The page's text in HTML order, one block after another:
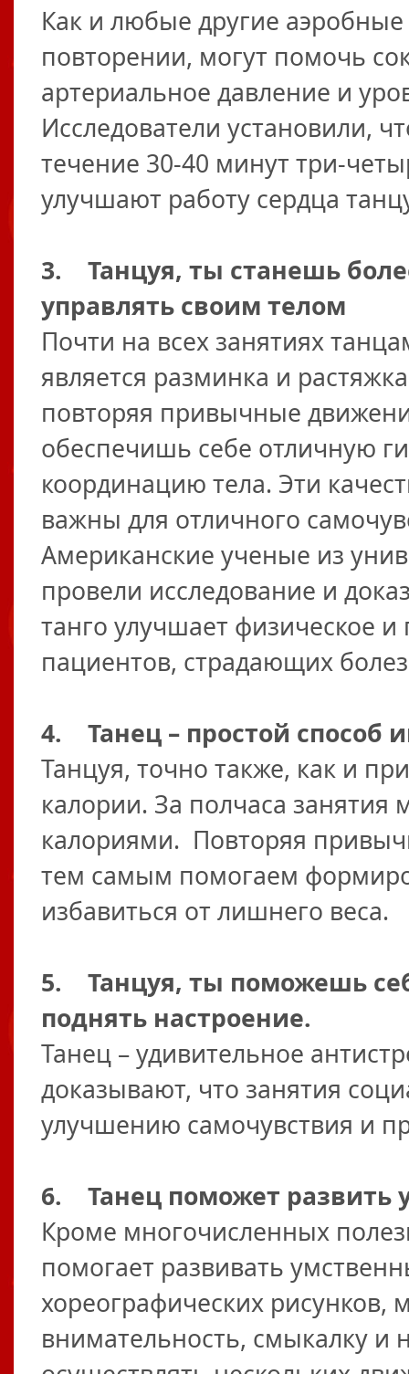
Как и любые другие
повторении, могут помочь
артериальное давление и
Исследователи установили,
течение 30-40 минут три-
улучшают работу сердца
3. Танцуя, ты станешь
управлять своим телом
Почти на всех занятиях
является разминка и
повторяя привычные
обеспечишь себе отличную
координацию тела. Эти
важны для отличного
Американские ученые из
провели исследование и
танго улучшает физическое и
пациентов, страдающих
4. Танец – простой способ
Танцуя, точно также, как и
калории. За полчаса
калориями. Повторяя
тем самым помогаем
избавиться от лишнего веса.
5. Танцуя, ты поможешь
поднять настроение.
Танец – удивительное
доказывают, что занятия
улучшению самочувствия и
6. Танец поможет развить
Кроме многочисленных
помогает развивать
хореографических
внимательность, смыкалку и